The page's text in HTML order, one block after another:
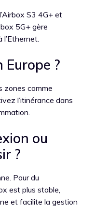
S3 4G+ et
5G+ gère
Europe ?
zones comme
l’itinérance dans
ou
?
Pour du
est plus stable,
et facilite la gestion